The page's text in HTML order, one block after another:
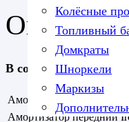
Колёсные
Топливный
Домкраты
Шноркели
Маркизы
Описание
В состав лифт
Амортизатор задний
Амортизатор передний